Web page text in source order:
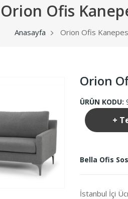
Orion Ofis
Anasayfa Orion Ofis
Orion
ÜRÜN KODU:
+
Bella Ofis
İstanbul İçi